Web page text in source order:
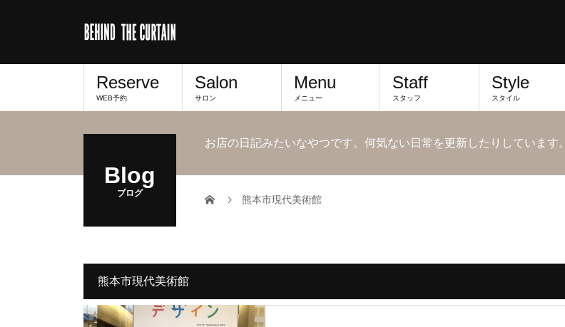
Reserve
WEB予約
Salon
サロン
Menu
メニュー
Staff
スタッフ
Style
スタイル
Blog
ブログ
お店の日記みたいなやつです。何気ない日常を更新したりしています。
熊本市現代美術館
熊本市現代美術館